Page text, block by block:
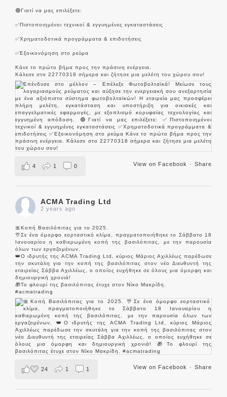
🟢Γιατί να μας επιλέξετε:
✅Πιστοποιημένοι τεχνικοί & εγγυημένες εγκαταστάσεις
✅Χρηματοδοτικά προγράμματα & επιδοτήσεις
✅Εξοικονόμηση στο ρεύμα
Κάνε το πρώτο βήμα προς την πράσινη ενέργεια.
Κάλεσε στο 22770318 σήμερα και ζήτησε μια μελέτη του χώρου σου!
View on Facebook · Share
4 1 0
ACMA Trading Ltd
2 years ago
🎀Κοπή Βασιλόπιτας για το 2025.
🎊Σε ένα όμορφο εορταστικό κλίμα, πραγματοποιήθηκε το Σάββατο 18
Ιανουαρίου η καθιερωμένη κοπή της βασιλόπιτας, με την παρουσία
όλων των εργαζομένων.
👑Ο ιδρυτής της ACMA Trading Ltd, κύριος Μάριος Αχιλλέως παρέδωσε
την σκυτάλη για την κοπή της βασιλόπιτας στον νέο Διευθυντή της
εταιρείας Σάββα Αχιλλέως, ο οποίος ευχήθηκε σε όλους μια όμορφη και
δημιουργική χρονιά!
🎁Το φλουρί της βασιλόπιτας έτυχε στον Νίκο Μακρίδη.
#acmatrading
View on Facebook · Share
24 1 1